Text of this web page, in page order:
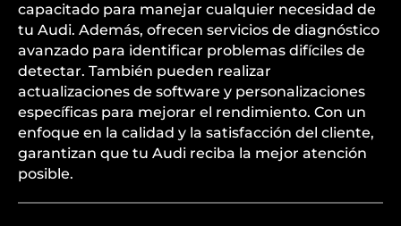
capacitado para manejar cualquier necesidad de
tu Audi. Además, ofrecen servicios de diagnóstico
avanzado para identificar problemas difíciles de
detectar. También pueden realizar
actualizaciones de software y personalizaciones
específicas para mejorar el rendimiento. Con un
enfoque en la calidad y la satisfacción del cliente,
garantizan que tu Audi reciba la mejor atención
posible.